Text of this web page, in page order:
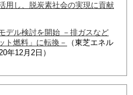
用し、脱炭素社会の実現に貢献
デル検討を開始 －排ガスなど
ト燃料」に転換－
（東芝エネル
年12月2日）